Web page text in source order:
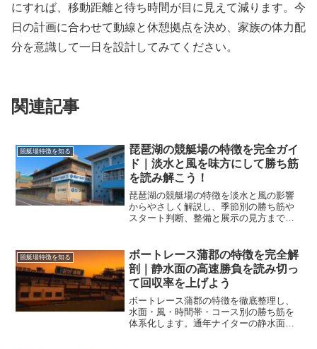
にすれば、移動距離と待ち時間が目に見えて減ります。今
日の計画に合わせて動線と休憩拠点を決め、家族の体力配
分を意識して一日を設計してみてください。
関連記事
競艇場特徴を知る
琵琶湖の競艇場の特徴を完全ガイ
ド｜淡水と風を味方にして勝ち筋
を読み解こう！
琵琶湖の競艇場の特徴を淡水と風の影響
からやさしく解説し、季節別の勝ち筋や
スタート判断、整備と展示の見方まで実
競艇場特徴を知る
ボートレース蒲郡の特徴を完全解
剖｜静水面の高速勝負を読み切っ
て回収率を上げよう
ボートレース蒲郡の特徴を徹底整理し、
水面・風・時間帯・コース別の勝ち筋を
体系化します。通年ナイターの静水面で